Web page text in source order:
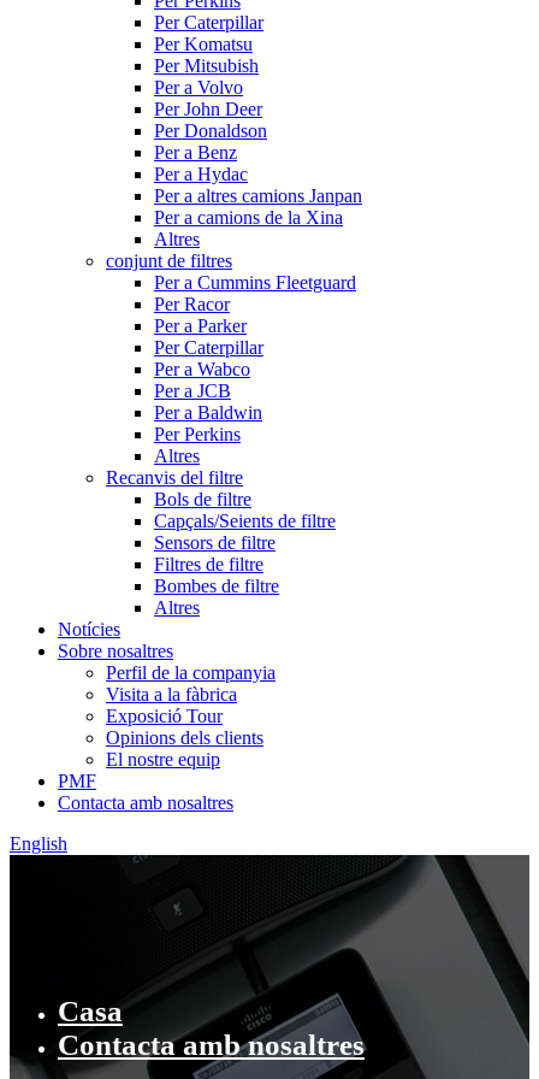
Per Caterpillar
Per Komatsu
Per Mitsubish
Per a Volvo
Per John Deer
Per Donaldson
Per a Benz
Per a Hydac
Per a altres camions Janpan
Per a camions de la Xina
Altres
conjunt de filtres
Per a Cummins Fleetguard
Per Racor
Per a Parker
Per Caterpillar
Per a Wabco
Per a JCB
Per a Baldwin
Per Perkins
Altres
Recanvis del filtre
Bols de filtre
Capçals/Seients de filtre
Sensors de filtre
Filtres de filtre
Bombes de filtre
Altres
Notícies
Sobre nosaltres
Perfil de la companyia
Visita a la fàbrica
Exposició Tour
Opinions dels clients
El nostre equip
PMF
Contacta amb nosaltres
English
Casa
Contacta amb nosaltres